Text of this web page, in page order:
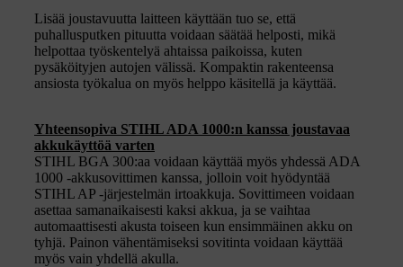
Lisää joustavuutta laitteen käyttään tuo se, että
puhallusputken pituutta voidaan säätää helposti, mikä
helpottaa työskentelyä ahtaissa paikoissa, kuten
pysäköityjen autojen välissä. Kompaktin rakenteensa
ansiosta työkalua on myös helppo käsitellä ja käyttää.
Yhteensopiva STIHL ADA 1000:n kanssa joustavaa
akkukäyttöä varten
STIHL BGA 300:aa voidaan käyttää myös yhdessä ADA
1000 -akkusovittimen kanssa, jolloin voit hyödyntää
STIHL AP -järjestelmän irtoakkuja. Sovittimeen voidaan
asettaa samanaikaisesti kaksi akkua, ja se vaihtaa
automaattisesti akusta toiseen kun ensimmäinen akku on
tyhjä. Painon vähentämiseksi sovitinta voidaan käyttää
myös vain yhdellä akulla.